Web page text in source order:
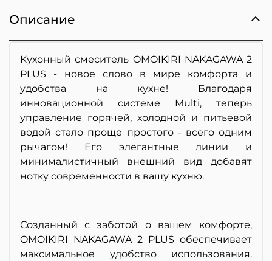
Описание
Кухонный смеситель OMOIKIRI NAKAGAWA 2
PLUS - новое слово в мире комфорта и
удобства на кухне! Благодаря
инновационной системе Multi, теперь
управление горячей, холодной и питьевой
водой стало проще простого - всего одним
рычагом! Его элегантные линии и
минималистичный внешний вид добавят
нотку современности в вашу кухню.
Созданный с заботой о вашем комфорте,
OMOIKIRI NAKAGAWA 2 PLUS обеспечивает
максимальное удобство использования.